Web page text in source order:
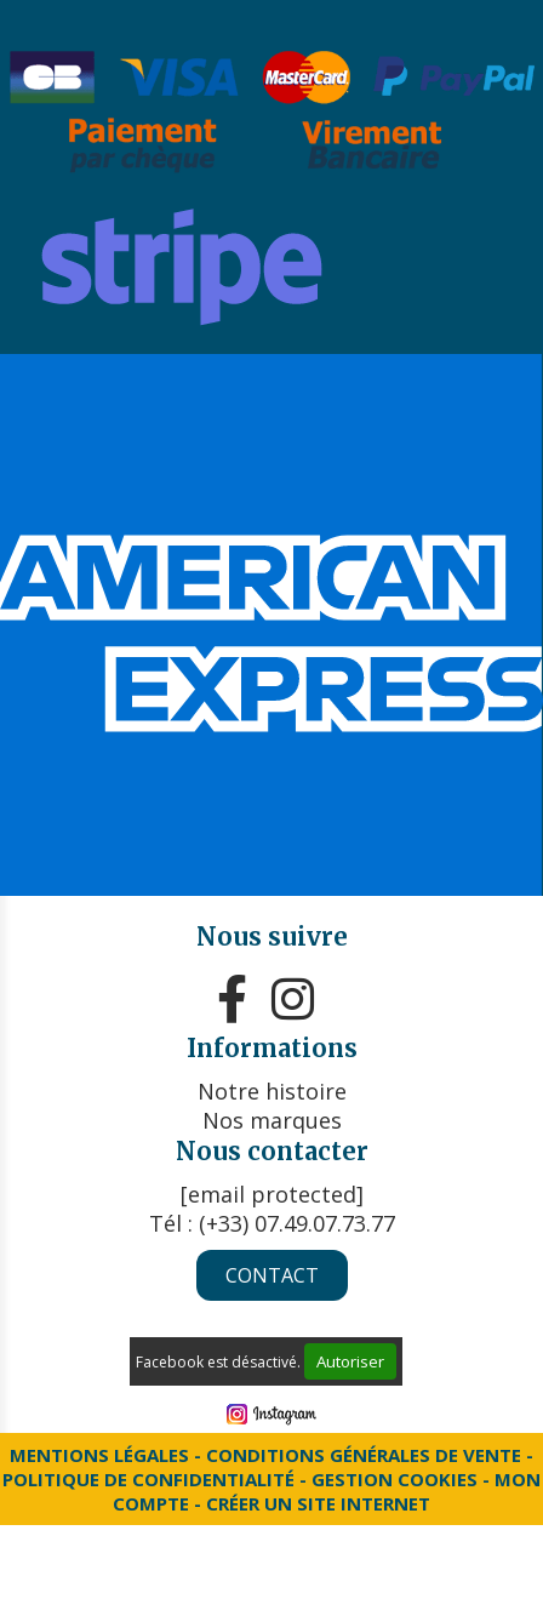
Nous suivre
 
Informations
Notre histoire
Nos marques
Nous contacter
[email protected]
Tél : (+33) 07.49.07.73.77
CONTACT
Facebook est désactivé. Autoriser
MENTIONS LÉGALES
CONDITIONS GÉNÉRALES DE VENTE
POLITIQUE DE CONFIDENTIALITÉ
GESTION COOKIES
MON
COMPTE
CRÉER UN SITE INTERNET